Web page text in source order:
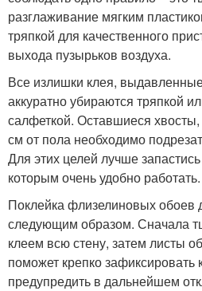
разглаживание мягким
тряпкой для качественного
выхода пузырьков воздуха.
Все излишки клея,
аккуратно убираются тряпкой
салфеткой. Оставшиеся
см от пола необходимо
Для этих целей лучше
которым очень удобно работать.
Поклейка флизелиновых обоев
следующим образом. Сначала
клеем всю стену, затем листы
поможет крепко зафиксировать
предупредить в дальнейшем